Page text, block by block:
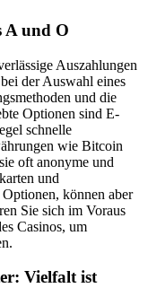
A und O
Auszahlungen
der Auswahl eines
und die
Optionen sind E-
schnelle
wie Bitcoin
oft anonyme und
und
können aber
Sie sich im Voraus
Casinos, um
Vielfalt ist